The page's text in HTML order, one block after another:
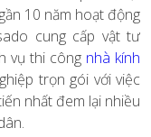
10 năm hoạt động
cung cấp vật tư
vụ thi công nhà kính
trọn gói với việc
nhất đem lại nhiều